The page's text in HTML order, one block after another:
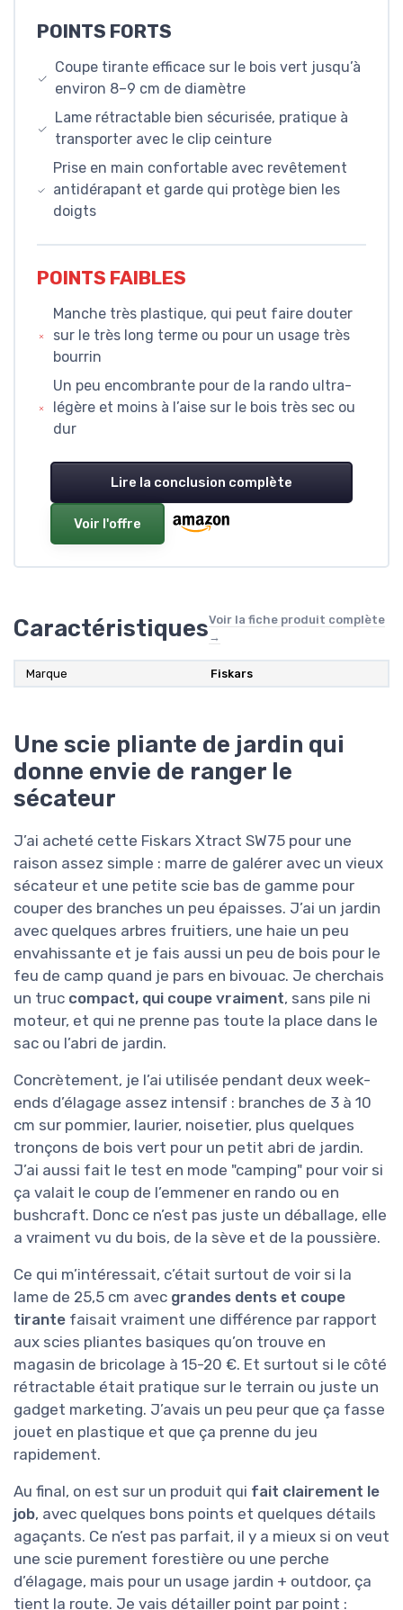
POINTS FORTS
Coupe tirante efficace sur le bois vert jusqu’à
environ 8–9 cm de diamètre
Lame rétractable bien sécurisée, pratique à
transporter avec le clip ceinture
Prise en main confortable avec revêtement
antidérapant et garde qui protège bien les
doigts
POINTS FAIBLES
Manche très plastique, qui peut faire douter
sur le très long terme ou pour un usage très
bourrin
Un peu encombrante pour de la rando ultra-
légère et moins à l’aise sur le bois très sec ou
dur
Lire la conclusion complète
Voir l'offre
CaractéristiquesVoir la fiche produit complète
→
Marque Fiskars
Une scie pliante de jardin qui
donne envie de ranger le
sécateur
J’ai acheté cette Fiskars Xtract SW75 pour une
raison assez simple : marre de galérer avec un vieux
sécateur et une petite scie bas de gamme pour
couper des branches un peu épaisses. J’ai un jardin
avec quelques arbres fruitiers, une haie un peu
envahissante et je fais aussi un peu de bois pour le
feu de camp quand je pars en bivouac. Je cherchais
un truc compact, qui coupe vraiment, sans pile ni
moteur, et qui ne prenne pas toute la place dans le
sac ou l’abri de jardin.
Concrètement, je l’ai utilisée pendant deux week-
ends d’élagage assez intensif : branches de 3 à 10
cm sur pommier, laurier, noisetier, plus quelques
tronçons de bois vert pour un petit abri de jardin.
J’ai aussi fait le test en mode "camping" pour voir si
ça valait le coup de l’emmener en rando ou en
bushcraft. Donc ce n’est pas juste un déballage, elle
a vraiment vu du bois, de la sève et de la poussière.
Ce qui m’intéressait, c’était surtout de voir si la
lame de 25,5 cm avec grandes dents et coupe
tirante faisait vraiment une différence par rapport
aux scies pliantes basiques qu’on trouve en
magasin de bricolage à 15-20 €. Et surtout si le côté
rétractable était pratique sur le terrain ou juste un
gadget marketing. J’avais un peu peur que ça fasse
jouet en plastique et que ça prenne du jeu
rapidement.
Au final, on est sur un produit qui fait clairement le
job, avec quelques bons points et quelques détails
agaçants. Ce n’est pas parfait, il y a mieux si on veut
une scie purement forestière ou une perche
d’élagage, mais pour un usage jardin + outdoor, ça
tient la route. Je vais détailler point par point :